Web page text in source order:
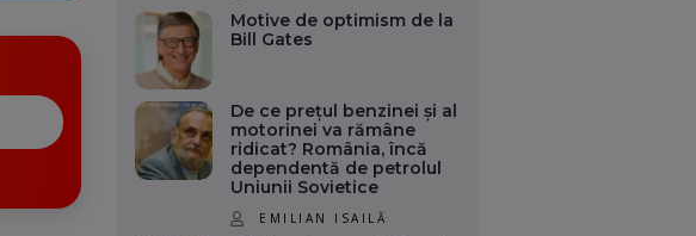
Motive de optimism de la
Bill Gates
De ce prețul benzinei și al
motorinei va rămâne
ridicat? România, încă
dependentă de petrolul
Uniunii Sovietice
EMILIAN ISAILĂ